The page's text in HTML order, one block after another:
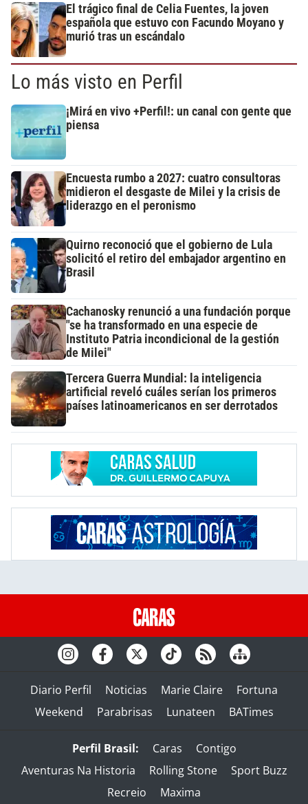
El trágico final de Celia Fuentes, la joven
española que estuvo con Facundo Moyano y
murió tras un escándalo
Lo más visto en Perfil
¡Mirá en vivo +Perfil!: un canal con gente que
piensa
Encuesta rumbo a 2027: cuatro consultoras
midieron el desgaste de Milei y la crisis de
liderazgo en el peronismo
Quirno reconoció que el gobierno de Lula
solicitó el retiro del embajador argentino en
Brasil
Cachanosky renunció a una fundación porque
"se ha transformado en una especie de
Instituto Patria incondicional de la gestión
de Milei"
Tercera Guerra Mundial: la inteligencia
artificial reveló cuáles serían los primeros
países latinoamericanos en ser derrotados
Diario Perfil Noticias Marie Claire
Fortuna
Weekend
Parabrisas Lunateen BATimes
Perfil Brasil: Caras
Contigo
Aventuras Na Historia
Rolling Stone
Sport Buzz
Recreio
Maxima